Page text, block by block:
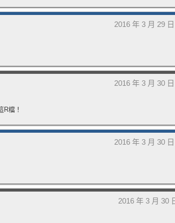
2016 年 3 月 29
2016 年 3 月 30
R檔！
2016 年 3 月 30
2016 年 3 月 30